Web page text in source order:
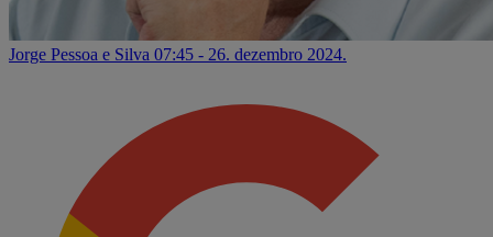
Jorge Pessoa e Silva 07:45 - 26. dezembro 2024.